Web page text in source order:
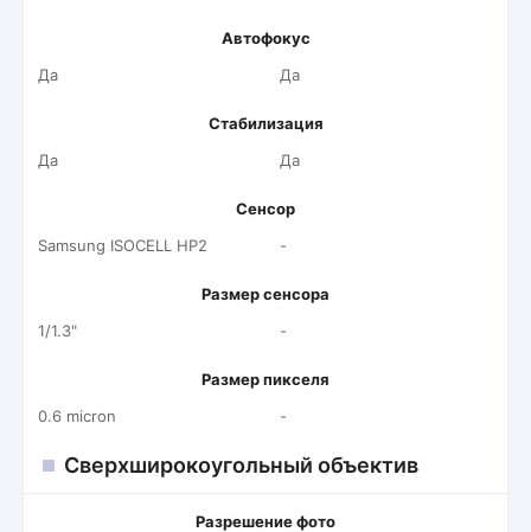
Автофокус
Да
Да
Стабилизация
Да
Да
Сенсор
Samsung ISOCELL HP2
-
Размер сенсора
1/1.3"
-
Размер пикселя
0.6 micron
-
Сверхширокоугольный объектив
Разрешение фото